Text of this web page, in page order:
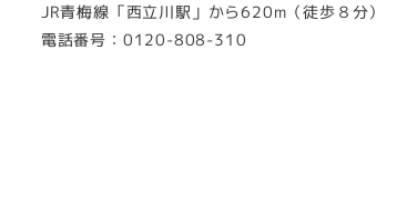
JR青梅線「西立川駅」から620m（徒歩８分）
電話番号：0120-808-310